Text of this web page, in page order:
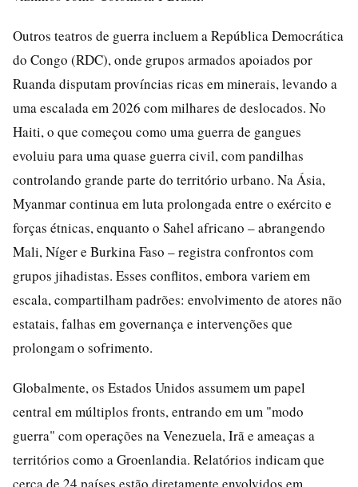
Outros teatros de guerra incluem a República Democrática
do Congo (RDC), onde grupos armados apoiados por
Ruanda disputam províncias ricas em minerais, levando a
uma escalada em 2026 com milhares de deslocados. No
Haiti, o que começou como uma guerra de gangues
evoluiu para uma quase guerra civil, com pandilhas
controlando grande parte do território urbano. Na Ásia,
Myanmar continua em luta prolongada entre o exército e
forças étnicas, enquanto o Sahel africano – abrangendo
Mali, Níger e Burkina Faso – registra confrontos com
grupos jihadistas. Esses conflitos, embora variem em
escala, compartilham padrões: envolvimento de atores não
estatais, falhas em governança e intervenções que
prolongam o sofrimento.
Globalmente, os Estados Unidos assumem um papel
central em múltiplos fronts, entrando em um "modo
guerra" com operações na Venezuela, Irã e ameaças a
territórios como a Groenlandia. Relatórios indicam que